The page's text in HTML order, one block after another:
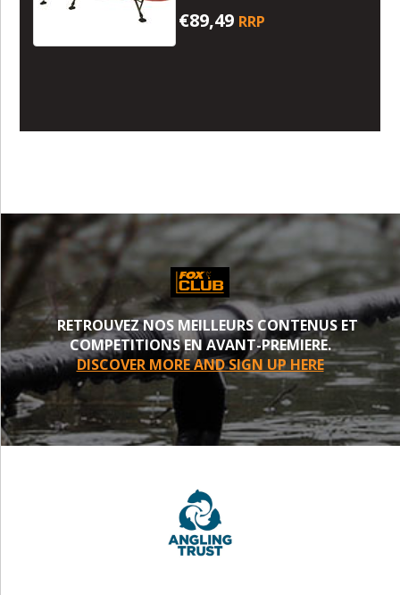
€89,49 RRP
RETROUVEZ NOS MEILLEURS CONTENUS ET
COMPETITIONS EN AVANT-PREMIERE.
DISCOVER MORE AND SIGN UP HERE